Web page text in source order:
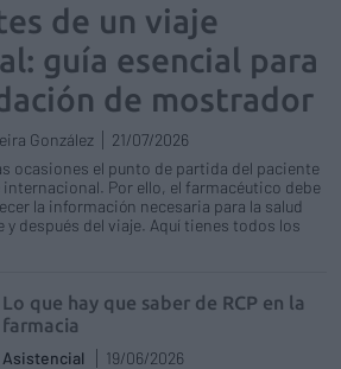
de un viaje
guía esencial para
de mostrador
González
21/07/2026
ocasiones el punto de partida del paciente
Por ello, el farmacéutico debe
la información necesaria para la salud
y después del viaje. Aquí tienes todos los
Lo que hay que saber de RCP en la
farmacia
Asistencial
19/06/2026